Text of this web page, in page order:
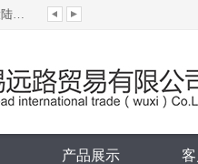
本公司为韩国ginice吉尼斯大陆授权代理...
本公司为台湾ASIANTOOL水银滑环大陆授...
欢迎来到无锡远路贸易有限公司网站！
产品展示